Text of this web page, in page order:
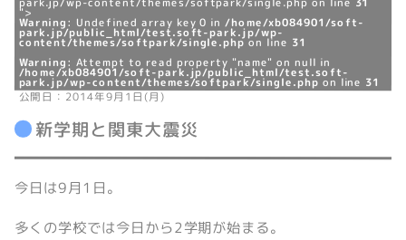
park.jp/wp-content/themes/softpark/single.php on line 31
">
Warning: Undefined array key 0 in/home/xb084901/soft-
park.jp/public_html/test.soft-park.jp/wp-
content/themes/softpark/single.php on line 31
Warning: Attempt to read property "name" on null in
/home/xb084901/soft-park.jp/public_html/test.soft-
park.jp/wp-content/themes/softpark/single.php on line 31
公開日：2014年9月1日(月)
新学期と関東大震災
今日は9月1日。
多くの学校では今日から2学期が始まる。